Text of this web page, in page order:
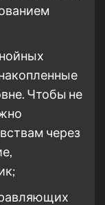
Чтобы не
через